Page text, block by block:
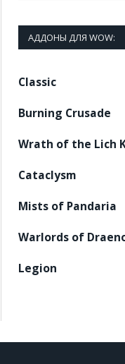
АДДОНЫ ДЛЯ WOW:
Classic
Burning Crusade
Wrath of the Lich
Cataclysm
Mists of Pandaria
Warlords of
Legion